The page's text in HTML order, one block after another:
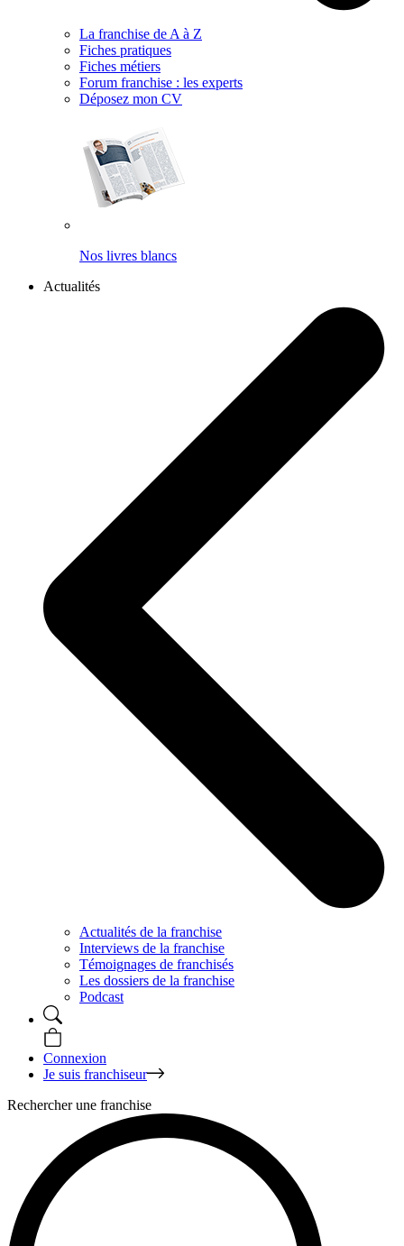
La franchise de A à Z
Fiches pratiques
Fiches métiers
Forum franchise : les experts
Déposez mon CV
Nos livres blancs
Actualités
Actualités de la franchise
Interviews de la franchise
Témoignages de franchisés
Les dossiers de la franchise
Podcast
Connexion
Je suis franchiseur
Rechercher une franchise